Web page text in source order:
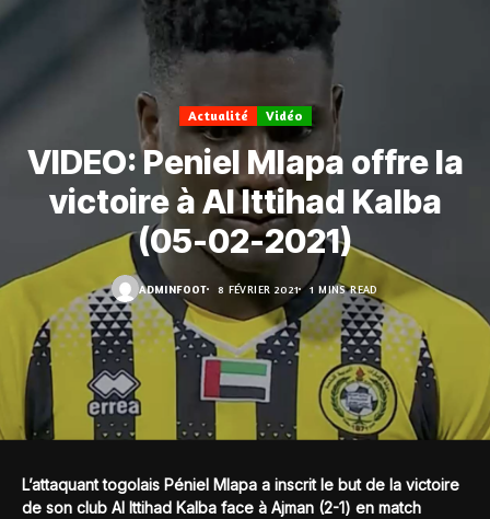
Actualité Vidéo
VIDEO: Peniel Mlapa offre la
victoire à Al Ittihad Kalba
(05-02-2021)
ADMINFOOT 8 FÉVRIER 2021 1 MINS READ
L’attaquant togolais Péniel Mlapa a inscrit le but de la victoire
de son club Al Ittihad Kalba face à Ajman (2-1) en match